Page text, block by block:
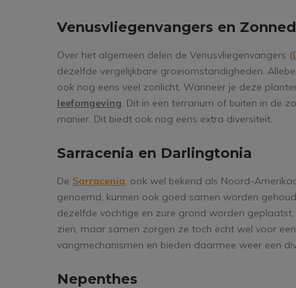
Venusvliegenvangers en
Over het algemeen delen de Venusvliegenvangers (
dezelfde vergelijkbare groeiomstandigheden.
ook nog eens veel zonlicht. Wanneer je deze
leefomgeving. Dit in een terrarium of buiten in de
manier. Dit biedt ook nog eens extra diversiteit.
Sarracenia en Darlingtonia
De Sarracenia, ook wel bekend als Noord-
genoemd, kunnen ook goed samen worden
dezelfde vochtige en zure grond worden
zien, maar samen zorgen ze toch echt wel voor
vangmechanismen en bieden daarmee weer een
Nepenthes